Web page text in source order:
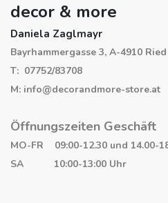
decor & more
Daniela Zaglmayr
Bayrhammergasse 3, A-4910
T: 07752/83708
M: info@decorandmore-store.at
Öffnungszeiten Geschäft
MO-FR 09:00-12.30 und 14.00-
SA 10:00-13:00 Uhr